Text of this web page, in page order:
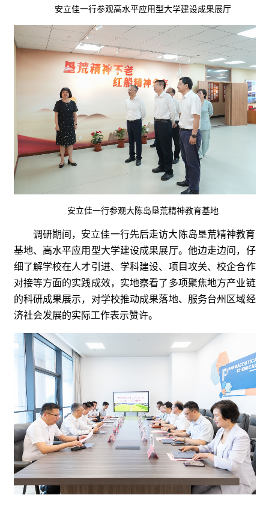
安立佳一行参观高水平应用型大学建设成果展厅
安立佳一行参观大陈岛垦荒精神教育基地
调研期间，安立佳一行先后走访大陈岛垦荒精神教育
基地、高水平应用型大学建设成果展厅。他边走边问，仔
细了解学校在人才引进、学科建设、项目攻关、校企合作
对接等方面的实践成效，实地察看了多项聚焦地方产业链
的科研成果展示，对学校推动成果落地、服务台州区域经
济社会发展的实际工作表示赞许。